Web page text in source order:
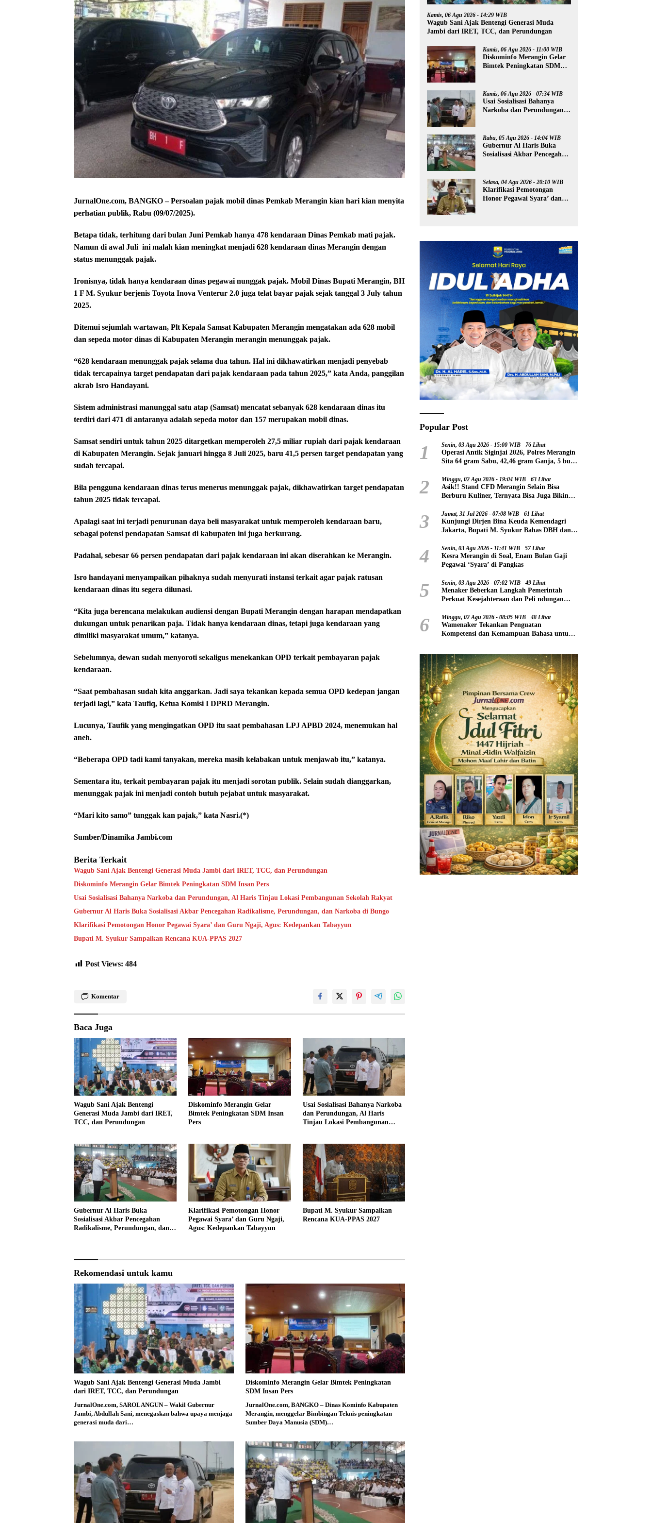
JurnalOne.com, BANGKO – Persoalan pajak mobil dinas Pemkab Merangin kian hari kian menyita
perhatian publik, Rabu (09/07/2025).
Betapa tidak, terhitung dari bulan Juni Pemkab hanya 478 kendaraan Dinas Pemkab mati pajak.
Namun di awal Juli ini malah kian meningkat menjadi 628 kendaraan dinas Merangin dengan
status menunggak pajak.
Ironisnya, tidak hanya kendaraan dinas pegawai nunggak pajak. Mobil Dinas Bupati Merangin, BH
1 F M. Syukur berjenis Toyota Inova Venterur 2.0 juga telat bayar pajak sejak tanggal 3 July tahun
2025.
Ditemui sejumlah wartawan, Plt Kepala Samsat Kabupaten Merangin mengatakan ada 628 mobil
dan sepeda motor dinas di Kabupaten Merangin merangin menunggak pajak.
“628 kendaraan menunggak pajak selama dua tahun. Hal ini dikhawatirkan menjadi penyebab
tidak tercapainya target pendapatan dari pajak kendaraan pada tahun 2025,” kata Anda, panggilan
akrab Isro Handayani.
Sistem administrasi manunggal satu atap (Samsat) mencatat sebanyak 628 kendaraan dinas itu
terdiri dari 471 di antaranya adalah sepeda motor dan 157 merupakan mobil dinas.
Samsat sendiri untuk tahun 2025 ditargetkan memperoleh 27,5 miliar rupiah dari pajak kendaraan
di Kabupaten Merangin. Sejak januari hingga 8 Juli 2025, baru 41,5 persen target pendapatan yang
sudah tercapai.
Bila pengguna kendaraan dinas terus menerus menunggak pajak, dikhawatirkan target pendapatan
tahun 2025 tidak tercapai.
Apalagi saat ini terjadi penurunan daya beli masyarakat untuk memperoleh kendaraan baru,
sebagai potensi pendapatan Samsat di kabupaten ini juga berkurang.
Padahal, sebesar 66 persen pendapatan dari pajak kendaraan ini akan diserahkan ke Merangin.
Isro handayani menyampaikan pihaknya sudah menyurati instansi terkait agar pajak ratusan
kendaraan dinas itu segera dilunasi.
“Kita juga berencana melakukan audiensi dengan Bupati Merangin dengan harapan mendapatkan
dukungan untuk penarikan paja. Tidak hanya kendaraan dinas, tetapi juga kendaraan yang
dimiliki masyarakat umum,” katanya.
Sebelumnya, dewan sudah menyoroti sekaligus menekankan OPD terkait pembayaran pajak
kendaraan.
“Saat pembahasan sudah kita anggarkan. Jadi saya tekankan kepada semua OPD kedepan jangan
terjadi lagi,” kata Taufiq, Ketua Komisi I DPRD Merangin.
Lucunya, Taufik yang mengingatkan OPD itu saat pembahasan LPJ APBD 2024, menemukan hal
aneh.
“Beberapa OPD tadi kami tanyakan, mereka masih kelabakan untuk menjawab itu,” katanya.
Sementara itu, terkait pembayaran pajak itu menjadi sorotan publik. Selain sudah dianggarkan,
menunggak pajak ini menjadi contoh butuh pejabat untuk masyarakat.
“Mari kito samo” tunggak kan pajak,” kata Nasri.(*)
Sumber/Dinamika Jambi.com
Berita Terkait
Wagub Sani Ajak Bentengi Generasi Muda Jambi dari IRET, TCC, dan Perundungan
Diskominfo Merangin Gelar Bimtek Peningkatan SDM Insan Pers
Usai Sosialisasi Bahanya Narkoba dan Perundungan, Al Haris Tinjau Lokasi Pembangunan Sekolah Rakyat
Gubernur Al Haris Buka Sosialisasi Akbar Pencegahan Radikalisme, Perundungan, dan Narkoba di Bungo
Klarifikasi Pemotongan Honor Pegawai Syara’ dan Guru Ngaji, Agus: Kedepankan Tabayyun
Bupati M. Syukur Sampaikan Rencana KUA-PPAS 2027
Post Views: 484
Komentar
Baca Juga
Wagub Sani Ajak Bentengi
Generasi Muda Jambi dari IRET,
TCC, dan Perundungan
Diskominfo Merangin Gelar
Bimtek Peningkatan SDM Insan
Pers
Usai Sosialisasi Bahanya Narkoba
dan Perundungan, Al Haris
Tinjau Lokasi Pembangunan
Gubernur Al Haris Buka
Sosialisasi Akbar Pencegahan
Radikalisme, Perundungan, dan
Klarifikasi Pemotongan Honor
Pegawai Syara’ dan Guru Ngaji,
Agus: Kedepankan Tabayyun
Bupati M. Syukur Sampaikan
Rencana KUA-PPAS 2027
Rekomendasi untuk kamu
Wagub Sani Ajak Bentengi Generasi Muda Jambi
dari IRET, TCC, dan Perundungan
JurnalOne.com, SAROLANGUN – Wakil Gubernur
Jambi, Abdullah Sani, menegaskan bahwa upaya menjaga
generasi muda dari…
Diskominfo Merangin Gelar Bimtek Peningkatan
SDM Insan Pers
JurnalOne.com, BANGKO – Dinas Kominfo Kabupaten
Merangin, menggelar Bimbingan Teknis peningkatan
Sumber Daya Manusia (SDM)…
Kamis, 06 Agu 2026 - 14:29 WIB
Wagub Sani Ajak Bentengi Generasi Muda
Jambi dari IRET, TCC, dan Perundungan
Kamis, 06 Agu 2026 - 11:00 WIB
Diskominfo Merangin Gelar
Bimtek Peningkatan SDM
Kamis, 06 Agu 2026 - 07:34 WIB
Usai Sosialisasi Bahanya
Narkoba dan Perundungan,
Rakyat
Rabu, 05 Agu 2026 - 14:04 WIB
Gubernur Al Haris Buka
Sosialisasi Akbar Pencegahan
Selasa, 04 Agu 2026 - 20:10 WIB
Klarifikasi Pemotongan
Honor Pegawai Syara’ dan
Popular Post
1 Senin, 03 Agu 2026 - 15:00 WIB 76 Lihat
Operasi Antik Siginjai 2026, Polres Merangin
Sita 64 gram Sabu, 42,46 gram Ganja, 5 butir
2 Minggu, 02 Agu 2026 - 19:04 WIB 63 Lihat
Asik!! Stand CFD Merangin Selain Bisa
Berburu Kuliner, Ternyata Bisa Juga Bikin
3 Jumat, 31 Jul 2026 - 07:08 WIB 61 Lihat
Kunjungi Dirjen Bina Keuda Kemendagri
Jakarta, Bupati M. Syukur Bahas DBH dan
4 Senin, 03 Agu 2026 - 11:41 WIB 57 Lihat
Kesra Merangin di Soal, Enam Bulan Gaji
Pegawai ‘Syara’ di Pangkas
5 Senin, 03 Agu 2026 - 07:02 WIB 49 Lihat
Menaker Beberkan Langkah Pemerintah
Perkuat Kesejahteraan dan Peli ndungan
6 Minggu, 02 Agu 2026 - 08:05 WIB 48 Lihat
Wamenaker Tekankan Penguatan
Kompetensi dan Kemampuan Bahasa untuk